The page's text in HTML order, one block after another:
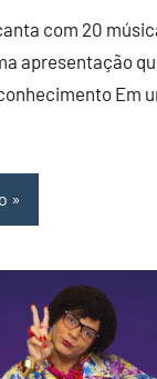
com 20
apresentação
Em